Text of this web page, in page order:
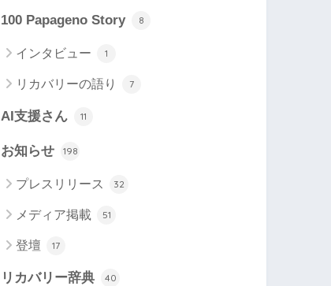
100 Papageno Story 8
インタビュー 1
リカバリーの語り 7
AI支援さん 11
お知らせ 198
プレスリリース 32
メディア掲載 51
登壇 17
リカバリー辞典 40